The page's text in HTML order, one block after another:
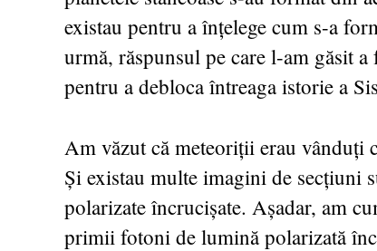
existau pentru a înțelege cum s-a
urmă, răspunsul pe care l-am găsit
pentru a debloca întreaga istorie a
Am văzut că meteoriții erau vânduți
Și existau multe imagini de secțiuni
polarizate încrucișate. Așadar, am
primii fotoni de lumină polarizată